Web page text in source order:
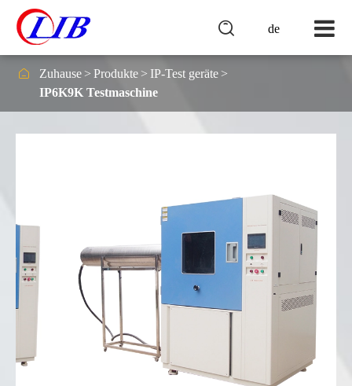
de

 Zuhause Produkte
IP-Test geräte
IP6K9K Testmaschine